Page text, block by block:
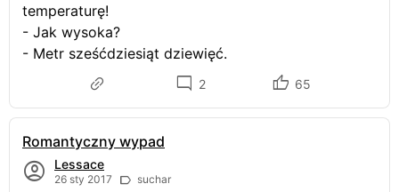
temperaturę!
- Jak wysoka?
- Metr sześćdziesiąt dziewięć.
2 65
Romantyczny wypad
Lessace
26 sty 2017 suchar